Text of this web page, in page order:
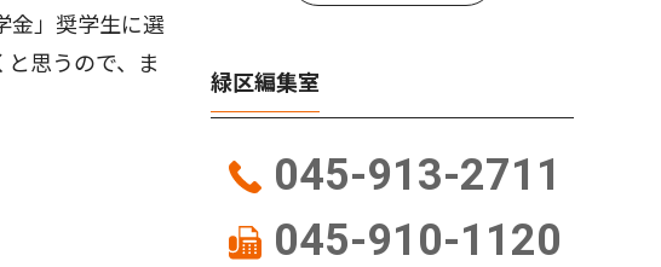
金」奨学生に選
思うので、ま
緑区編集室
045-913-2711
045-910-1120